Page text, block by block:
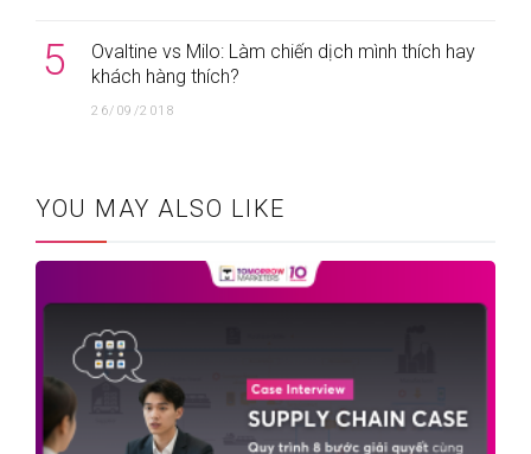
5
Ovaltine vs Milo: Làm chiến dịch mình thích hay
khách hàng thích?
26/09/2018
YOU MAY ALSO LIKE